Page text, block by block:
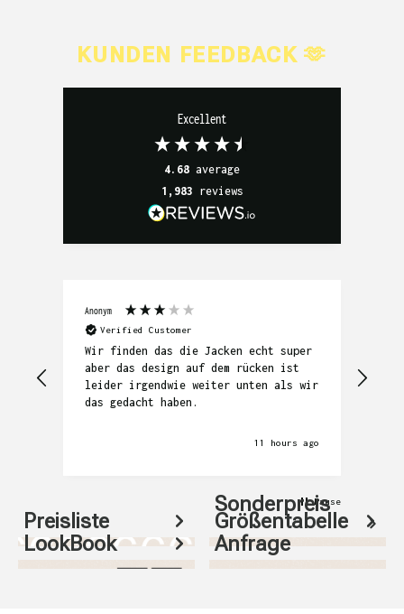
KUNDEN FEEDBACK 🫶
Excellent
4.68 average
1,983 reviews
Anonym
Verified Customer
Wir finden das die Jacken echt super
aber das design auf dem rücken ist
leider irgendwie weiter unten als wir
das gedacht haben.
11 hours ago
Pause
Preisliste
Größentabelle
LookBook
Sonderpreis
Anfrage